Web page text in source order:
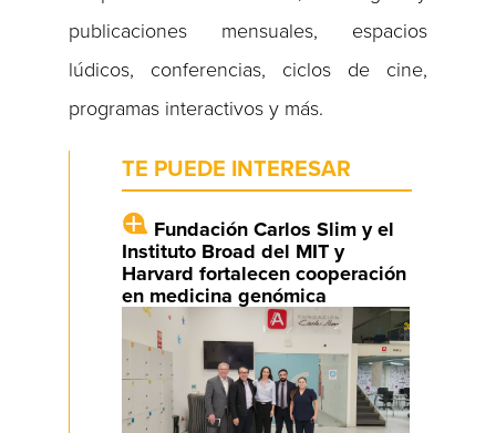
publicaciones mensuales, espacios
lúdicos, conferencias, ciclos de cine,
programas interactivos y más.
TE PUEDE INTERESAR
Fundación Carlos Slim y el
Instituto Broad del MIT y
Harvard fortalecen cooperación
en medicina genómica